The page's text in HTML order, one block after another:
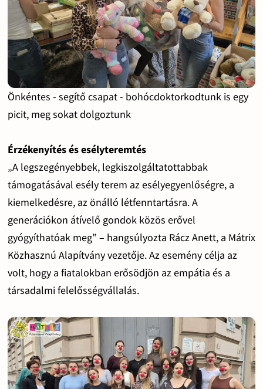
Önkéntes - segítő csapat - bohócdoktorkodtunk is egy
picit, meg sokat dolgoztunk
Érzékenyítés és esélyteremtés
„A legszegényebbek, legkiszolgáltatottabbak
támogatásával esély terem az esélyegyenlőségre, a
kiemelkedésre, az önálló létfenntartásra. A
generációkon átívelő gondok közös erővel
gyógyíthatóak meg” – hangsúlyozta Rácz Anett, a Mátrix
Közhasznú Alapítvány vezetője. Az esemény célja az
volt, hogy a fiatalokban erősödjön az empátia és a
társadalmi felelősségvállalás.